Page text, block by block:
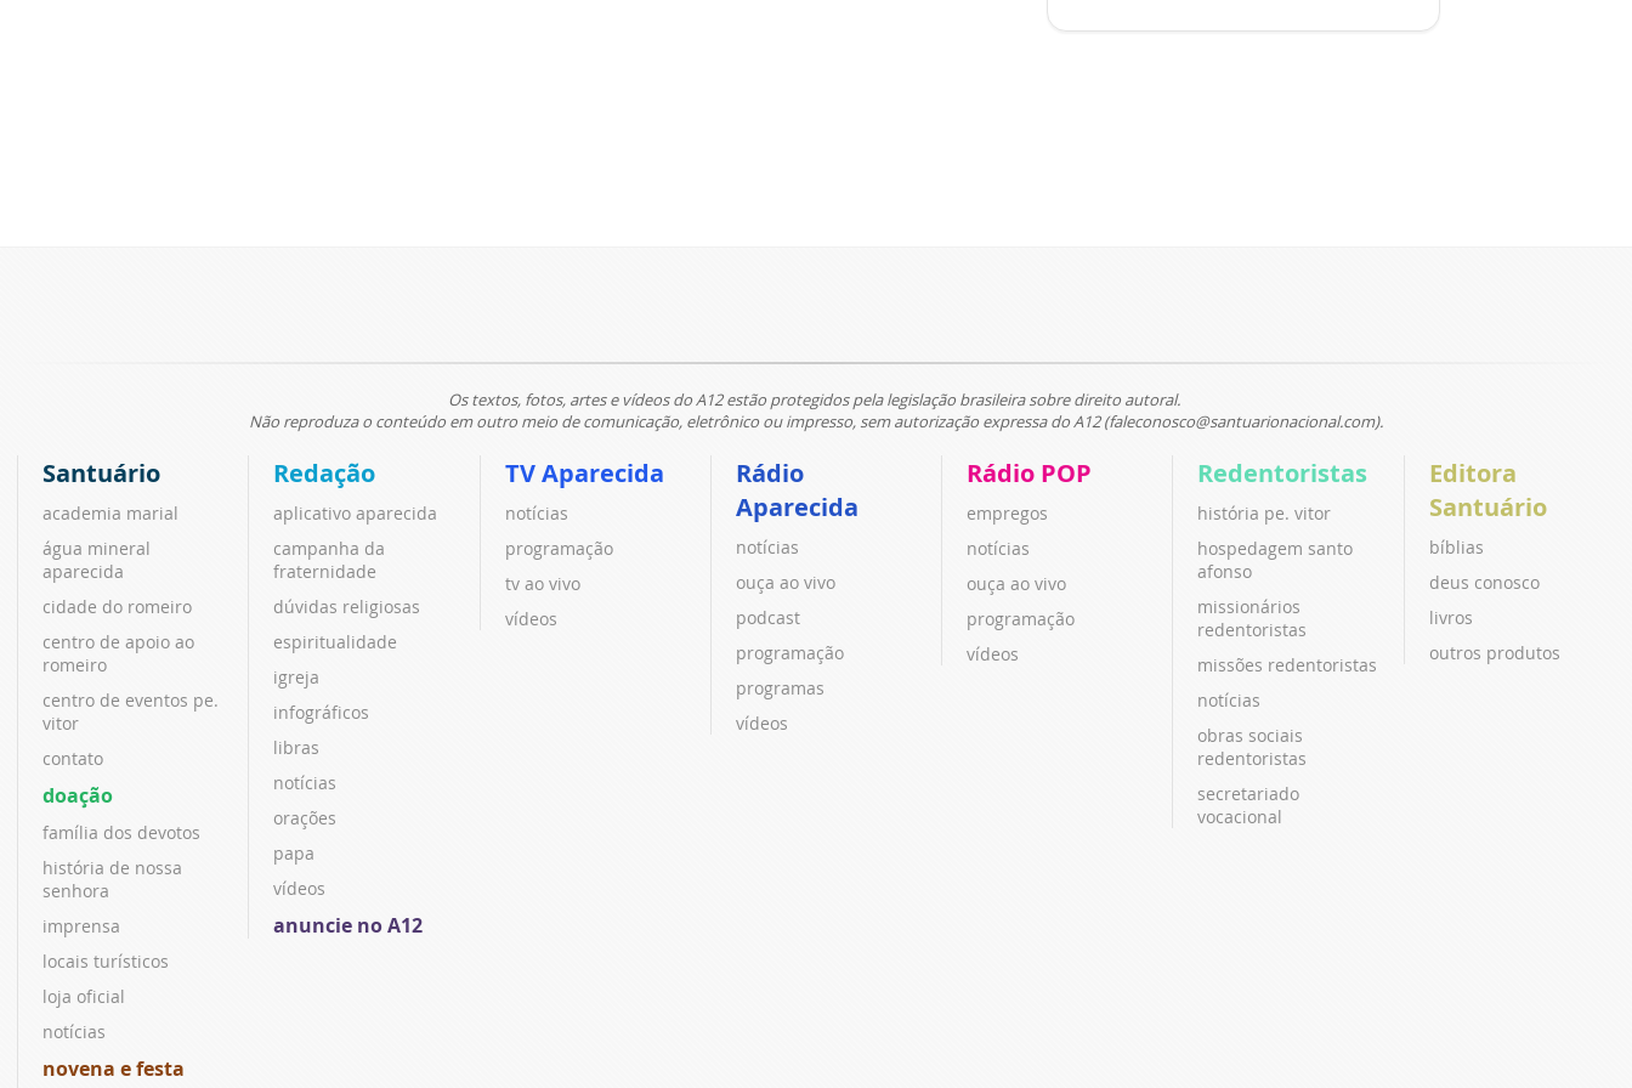
Os textos, fotos, artes e vídeos do A12 estão protegidos pela legislação brasileira sobre direito autoral.
Não reproduza o conteúdo em outro meio de comunicação, eletrônico ou impresso, sem autorização expressa do A12 (faleconosco@santuarionacional.com).
Santuário
academia marial
água mineral
aparecida
cidade do romeiro
centro de apoio ao
romeiro
centro de eventos pe.
vitor
contato
doação
família dos devotos
história de nossa
senhora
imprensa
locais turísticos
loja oficial
notícias
novena e festa
Redação
aplicativo aparecida
campanha da
fraternidade
dúvidas religiosas
espiritualidade
igreja
infográficos
libras
notícias
orações
papa
vídeos
anuncie no A12
TV Aparecida
notícias
programação
tv ao vivo
vídeos
Rádio
Aparecida
notícias
ouça ao vivo
podcast
programação
programas
vídeos
Rádio POP
empregos
notícias
ouça ao vivo
programação
vídeos
Redentoristas
história pe. vitor
hospedagem santo
afonso
missionários
redentoristas
missões redentoristas
notícias
obras sociais
redentoristas
secretariado
vocacional
Editora
Santuário
bíblias
deus conosco
livros
outros produtos